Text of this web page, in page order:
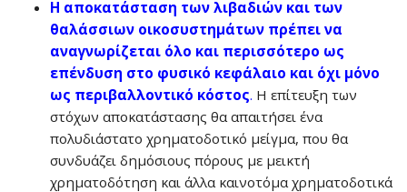
Η αποκατάσταση των λιβαδιών και των
θαλάσσιων οικοσυστημάτων πρέπει να
αναγνωρίζεται όλο και περισσότερο ως
επένδυση στο φυσικό κεφάλαιο και όχι μόνο
ως περιβαλλοντικό κόστος. Η επίτευξη των
στόχων αποκατάστασης θα απαιτήσει ένα
πολυδιάστατο χρηματοδοτικό μείγμα, που θα
συνδυάζει δημόσιους πόρους με μεικτή
χρηματοδότηση και άλλα καινοτόμα χρηματοδοτικά